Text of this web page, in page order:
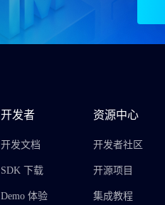
开发者
开发文档
SDK 下载
Demo 体验
资源中心
开发者社区
开源项目
集成教程